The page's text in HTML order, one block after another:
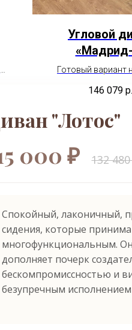
Угловой
Готовый вариант
146 079 р.
"Лотос"
000 ₽ 132
Спокойный, лаконичный,
сидения, которые
многофункциональным.
дополняет почерк
бескомпромиссностью и
безупречным